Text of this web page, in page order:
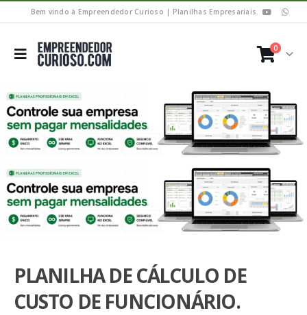
Bem vindo à Empreendedor Curioso | Planilhas Empresariais.
0
PLANILHA DE CÁLCULO DE
CUSTO DE FUNCIONÁRIO.